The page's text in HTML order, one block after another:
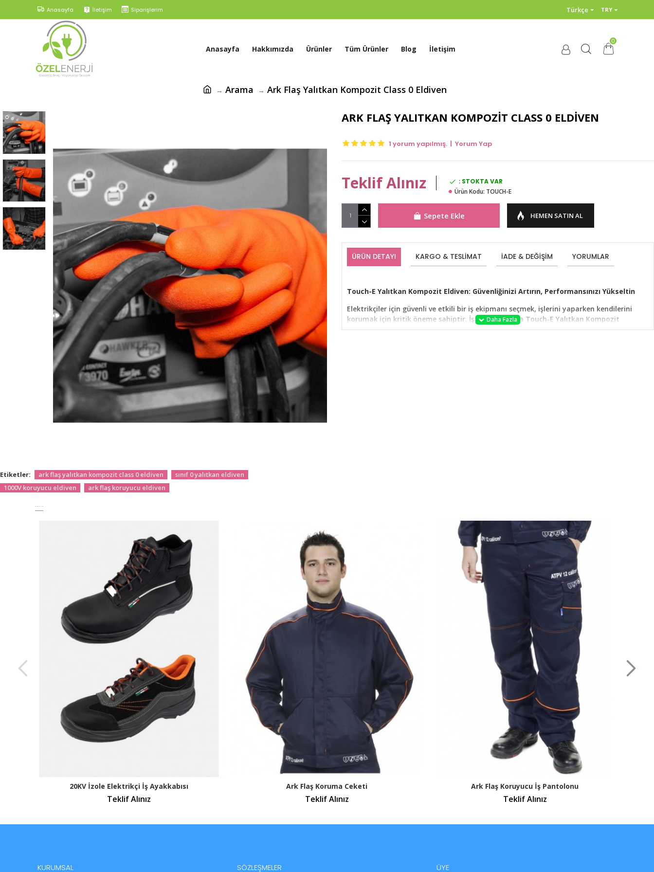
Anasayfa İletişim Siparişlerim Türkçe TRY
Anasayfa Hakkımızda Ürünler Tüm Ürünler Blog İletişim
0
Arama Ark Flaş Yalıtkan Kompozit Class 0 Eldiven
Etiketler: ark flaş yalıtkan kompozit class 0 eldiven
sınıf 0 yalıtkan eldiven
1000V koruyucu eldiven
ark flaş koruyucu eldiven
ARK FLAŞ YALITKAN KOMPOZIT CLASS 0 ELDIVEN
1 yorum yapılmış. | Yorum Yap
Teklif Alınız : STOKTA VAR
Ürün Kodu: TOUCH-E
Sepete Ekle HEMEN SATIN AL
ÜRÜN DETAYI KARGO & TESLIMAT İADE & DEĞIŞIM YORUMLAR
Touch-E Yalıtkan Kompozit Eldiven: Güvenliğinizi Artırın, Performansınızı Yükseltin
Elektrikçiler için güvenli ve etkili bir iş ekipmanı seçmek, işlerini yaparken kendilerini
korumak için kritik öneme sahiptir. İşte bu noktada Touch-E Yalıtkan Kompozit
Eldivenler devreye giriyor. Bu eldivenler, dielektrik, mekanik ve sınıf 1 ark parlamasına
Touch-E Yalıtkan Kompozit Eldivenler, işlevselliği artırmak ve kullanıcı konforunu en üst
düzeye çıkarmak için özel olarak tasarlanmıştır. İnce yapısı, kullanıcılara parmak
uçlarında hassas işler yaparken dahi tam kontrol sağlar. Ayrıca, kaymayı önleyici yüzeyi
sayesinde eldivenler ellerde sıkı bir tutuş sağlar, böylece işlerinizi güvenle ve verimlilikle
Geniş Kullanım Alanı
Touch-E Yalıtkan Kompozit Eldivenler, elektrikli araç bakımı, enerji sektörü, elektrik
tesisatı ve benzeri birçok alanda güvenle kullanılabilir. Sağlam yapısı ve çeşitli koruma
özellikleri sayesinde, kullanıcıların çeşitli iş ortamlarında güvenle ve verimlilikle
çalışmalarına olanak tanır.
Touch-E Yalıtkan Kompozit Eldivenler, elektrikçilerin güvenliğini ve performansını artırmak için ideal
bir seçenektir. Güvenilir yalıtım özellikleri, dayanıklı yapısı ve üstün konforuyla, bu eldivenler
elektrikle çalışan profesyonellerin işlerini daha güvenli ve verimli bir şekilde yapmalarına olanak
tanır. Touch-E Yalıtkan Kompozit Eldivenleri, iş güvenliği standartlarınızı yükseltmek ve güvenli
çalışma ortamınıza katkıda bulunmak için ideal bir seçimdir.
Sınıf 0 doğal kauçuk yalıtımlı eldivenler: Çok iyi çekme dayanımı, yırtılma dayanımı ve yorulma
özelliği vardır. EN 60903:2003 / IEC 60903:2014 / EN 61482-1-2:2008 EN 388:2016+A1:2018 KKD
Kategori III (2016/425). 1000V AC gerilim altında çalışma. 1000v kadar koruma sağlar. Mekanik
20KV İzole Elektrikçi İş Ayakkabısı
Teklif Alınız
Ark Flaş Koruma Ceketi
Teklif Alınız
Ark Flaş Koruyucu İş Pantolonu
Teklif Alınız
KURUMSAL SÖZLEŞMELER ÜYE